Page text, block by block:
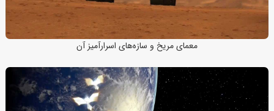
معمای مریخ و سازه‌های اسرارآمیز آن